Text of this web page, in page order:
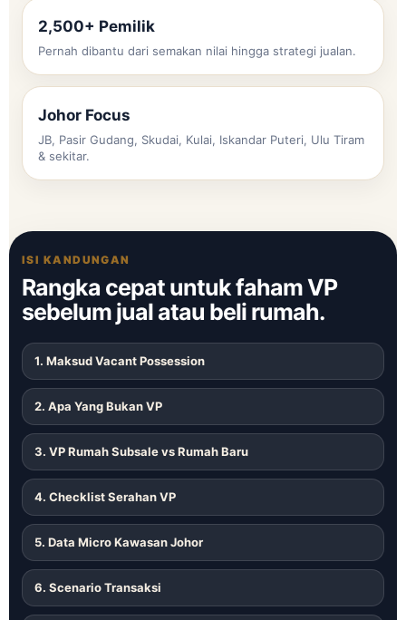
2,500+ Pemilik
Pernah dibantu dari semakan nilai hingga strategi jualan.
Johor Focus
JB, Pasir Gudang, Skudai, Kulai, Iskandar Puteri, Ulu Tiram
& sekitar.
ISI KANDUNGAN
Rangka cepat untuk faham VP
sebelum jual atau beli rumah.
1. Maksud Vacant Possession
2. Apa Yang Bukan VP
3. VP Rumah Subsale vs Rumah Baru
4. Checklist Serahan VP
5. Data Micro Kawasan Johor
6. Scenario Transaksi